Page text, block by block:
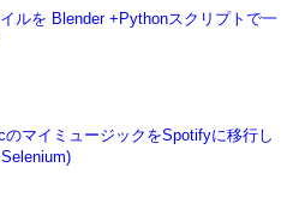
ルを Blender +Pythonスクリプトで一
マイミュージックをSpotifyに移行し